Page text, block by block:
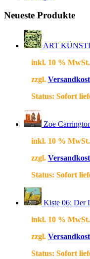
Neueste Produkte
ART
inkl. 10 % MwSt.
zzgl.
Status: Sofort
Zoe
inkl. 10 % MwSt.
zzgl.
Status: Sofort
Kiste 06: Der
inkl. 10 % MwSt.
zzgl.
Status: Sofort